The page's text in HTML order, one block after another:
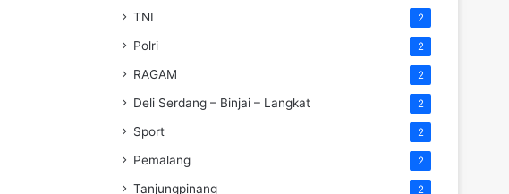
TNI 2
Polri 2
RAGAM 2
Deli Serdang – Binjai – Langkat 2
Sport 2
Pemalang 2
Tanjungpinang 2